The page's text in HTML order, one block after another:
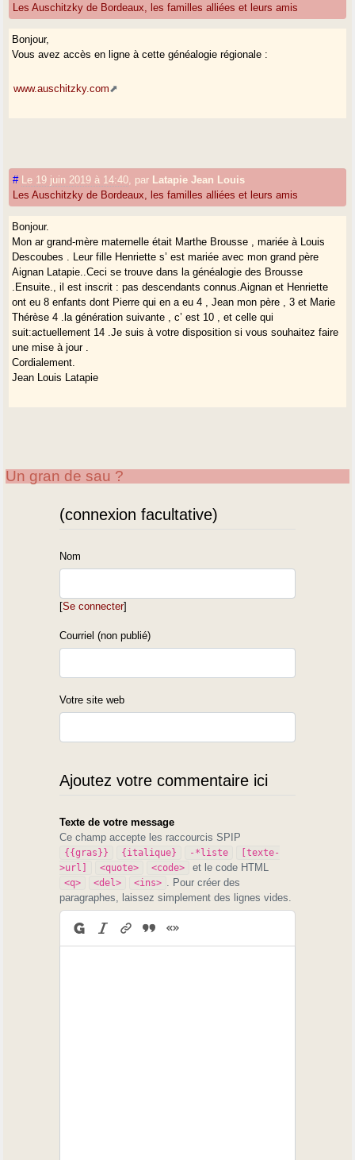
Les Auschitzky de Bordeaux, les familles alliées et leurs amis
Bonjour,
Vous avez accès en ligne à cette généalogie régionale :
www.auschitzky.com
# Le 19 juin 2019 à 14:40 par Latapie Jean Louis
Les Auschitzky de Bordeaux, les familles alliées et leurs amis
Bonjour.
Mon ar grand-mère maternelle était Marthe Brousse , mariée à Louis
Descoubes . Leur fille Henriette s’ est mariée avec mon grand père
Aignan Latapie..Ceci se trouve dans la généalogie des Brousse
.Ensuite., il est inscrit : pas descendants connus.Aignan et Henriette
ont eu 8 enfants dont Pierre qui en a eu 4 , Jean mon père , 3 et Marie
Thérèse 4 .la génération suivante , c’ est 10 , et celle qui
suit:actuellement 14 .Je suis à votre disposition si vous souhaitez faire
une mise à jour .
Cordialement.
Jean Louis Latapie
Un gran de sau ?
(connexion facultative)
Nom
[Se connecter]
Courriel (non publié)
Votre site web
Ajoutez votre commentaire ici
Texte de votre message
Ce champ accepte les raccourcis SPIP
{{gras}} {italique} -*liste
[texte-
>url]
<quote> <code> et le code HTML
<q> <del> <ins>
. Pour créer des
paragraphes, laissez simplement des lignes vides.